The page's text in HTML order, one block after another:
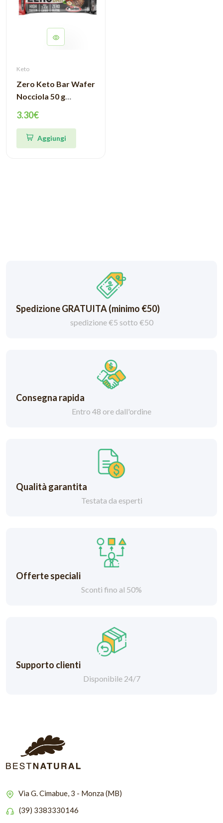
Keto
Zero Keto Bar Wafer
Nocciola 50 g
3.30€
Aggiungi
Spedizione GRATUITA (minimo €50)
spedizione €5 sotto €50
Consegna rapida
Entro 48 ore dall'ordine
Qualità garantita
Testata da esperti
Offerte speciali
Sconti fino al 50%
Supporto clienti
Disponibile 24/7
Via G. Cimabue, 3 - Monza (MB)
(39) 3383330146